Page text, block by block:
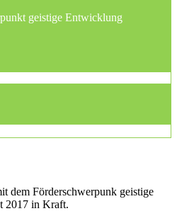
geistige Entwicklung
dem Förderschwerpunk geistige
2017 in Kraft.